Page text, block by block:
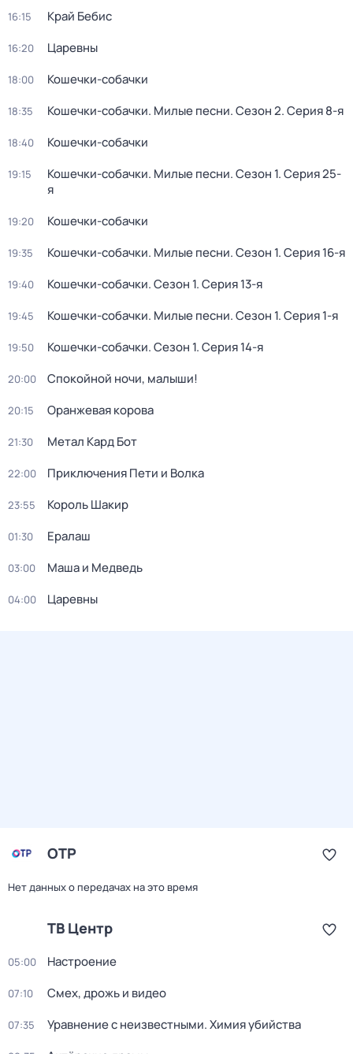
16:15 Край Бебис
16:20 Царевны
18:00 Кошечки-собачки
18:35 Кошечки-собачки. Милые песни. Сезон 2. Серия 8-я
18:40 Кошечки-собачки
19:15 Кошечки-собачки. Милые песни. Сезон 1. Серия 25-
я
19:20 Кошечки-собачки
19:35 Кошечки-собачки. Милые песни. Сезон 1. Серия 16-я
19:40 Кошечки-собачки. Сезон 1. Серия 13-я
19:45 Кошечки-собачки. Милые песни. Сезон 1. Серия 1-я
19:50 Кошечки-собачки. Сезон 1. Серия 14-я
20:00 Спокойной ночи, малыши!
20:15 Оранжевая корова
21:30 Метал Кард Бот
22:00 Приключения Пети и Волка
23:55 Король Шакир
01:30 Ералаш
03:00 Маша и Медведь
04:00 Царевны
ОТР
Нет данных о передачах на это время
ТВ Центр
05:00 Настроение
07:10 Смех, дрожь и видео
07:35 Уравнение с неизвестными. Химия убийства